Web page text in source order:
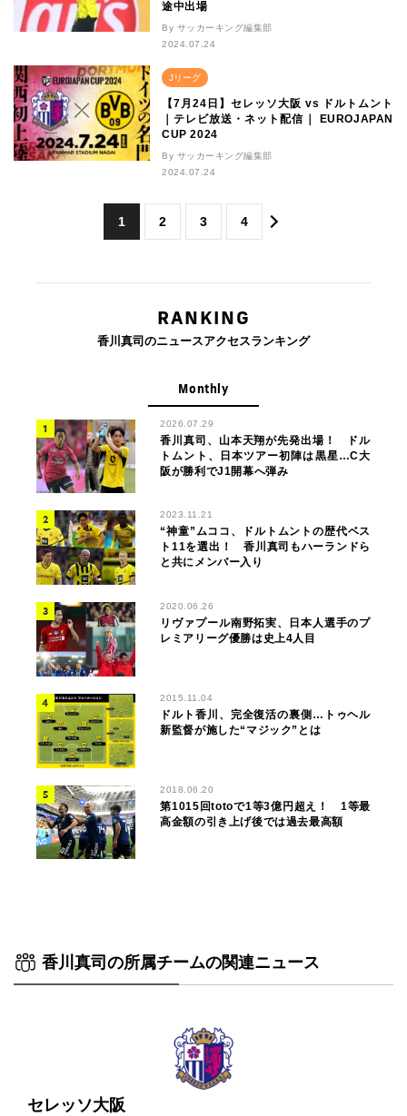
途中出場
By サッカーキング編集部
2024.07.24
Jリーグ
【7月24日】セレッソ大阪 vs ドルトムント
｜テレビ放送・ネット配信｜ EUROJAPAN
CUP 2024
By サッカーキング編集部
2024.07.24
1 2 3 4
RANKING
香川真司のニュースアクセスランキング
Monthly
2026.07.29
香川真司、山本天翔が先発出場！ ドル
トムント、日本ツアー初陣は黒星…C大
阪が勝利でJ1開幕へ弾み
2023.11.21
“神童”ムココ、ドルトムントの歴代ベス
ト11を選出！ 香川真司もハーランドら
と共にメンバー入り
2020.06.26
リヴァプール南野拓実、日本人選手のプ
レミアリーグ優勝は史上4人目
2015.11.04
ドルト香川、完全復活の裏側…トゥヘル
新監督が施した“マジック”とは
2018.06.20
第1015回totoで1等3億円超え！ 1等最
高金額の引き上げ後では過去最高額
香川真司の所属チームの関連ニュース
セレッソ大阪